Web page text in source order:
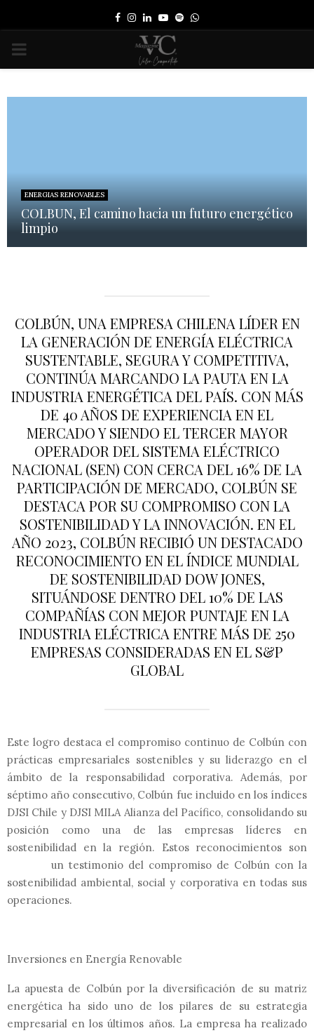
Facebook
Instagram
LinkedinYoutube
SpotifyWhatsapp
PRIMARY
ENERGIAS RENOVABLES
COLBUN, El camino hacia un futuro energético
limpio
COLBÚN, UNA EMPRESA CHILENA LÍDER EN
LA GENERACIÓN DE ENERGÍA ELÉCTRICA
SUSTENTABLE, SEGURA Y COMPETITIVA,
CONTINÚA MARCANDO LA PAUTA EN LA
INDUSTRIA ENERGÉTICA DEL PAÍS. CON MÁS
DE 40 AÑOS DE EXPERIENCIA EN EL
MERCADO Y SIENDO EL TERCER MAYOR
OPERADOR DEL SISTEMA ELÉCTRICO
NACIONAL (SEN) CON CERCA DEL 16% DE LA
PARTICIPACIÓN DE MERCADO, COLBÚN SE
DESTACA POR SU COMPROMISO CON LA
SOSTENIBILIDAD Y LA INNOVACIÓN. EN EL
AÑO 2023, COLBÚN RECIBIÓ UN DESTACADO
RECONOCIMIENTO EN EL ÍNDICE MUNDIAL
DE SOSTENIBILIDAD DOW JONES,
SITUÁNDOSE DENTRO DEL 10% DE LAS
COMPAÑÍAS CON MEJOR PUNTAJE EN LA
INDUSTRIA ELÉCTRICA ENTRE MÁS DE 250
EMPRESAS CONSIDERADAS EN EL S&P
GLOBAL
Este logro destaca el compromiso continuo de Colbún con
prácticas empresariales sostenibles y su liderazgo en el
ámbito de la responsabilidad corporativa. Además, por
séptimo año consecutivo, Colbún fue incluido en los índices
DJSI Chile y DJSI MILA Alianza del Pacífico, consolidando su
posición como una de las empresas líderes en
sostenibilidad en la región. Estos reconocimientos son
un testimonio del compromiso de Colbún con la
sostenibilidad ambiental, social y corporativa en todas sus
operaciones.
Inversiones en Energía Renovable
La apuesta de Colbún por la diversificación de su matriz
energética ha sido uno de los pilares de su estrategia
empresarial en los últimos años. La empresa ha realizado